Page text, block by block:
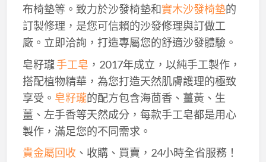
布椅墊等。致力於沙發椅墊和實木沙發椅墊的
訂製修理，是您可信賴的沙發修理與訂做工
廠。立即洽詢，打造專屬您的舒適沙發體驗。
皂籽瓏手工皂 ，2017年成立，以純手工製作，
搭配植物精華，為您打造天然肌膚護理的極致
享受。 皂籽瓏的配方包含海茴香、薑黃、生
薑、左手香等天然成分，每款手工皂都是用心
製作，滿足您的不同需求。
貴金屬回收、收購、買賣，24小時全省服務！